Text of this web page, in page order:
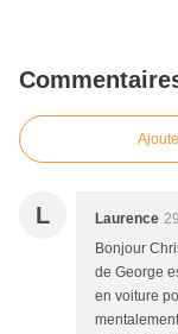
L Laurence
Bonjour
de George
en voiture